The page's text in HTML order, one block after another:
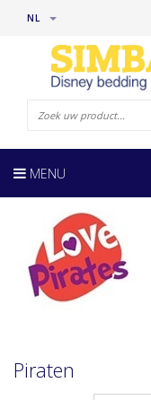
NL
MENU
Piraten